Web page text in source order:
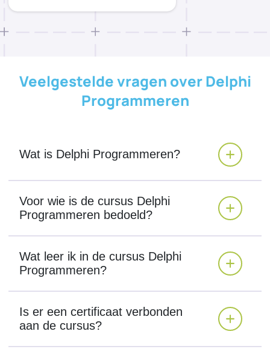
Veelgestelde vragen over Delphi
Programmeren
Wat is Delphi Programmeren?
Voor wie is de cursus Delphi
Programmeren bedoeld?
Wat leer ik in de cursus Delphi
Programmeren?
Is er een certificaat verbonden
aan de cursus?